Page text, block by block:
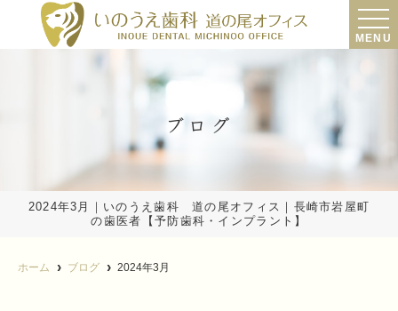
MENU
ブログ
2024年3月｜いのうえ歯科 道の尾オフィス｜長崎市岩屋町
の歯医者【予防歯科・インプラント】
ホーム ブログ 2024年3月